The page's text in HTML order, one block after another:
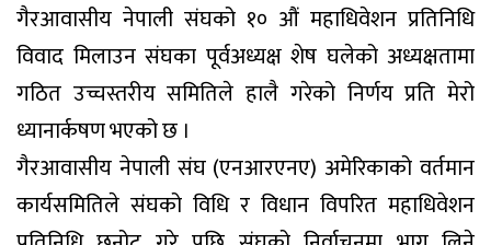
गैरआवासीय नेपाली संघको १० औं महाधिवेशन प्रतिनिधि
विवाद मिलाउन संघका पूर्वअध्यक्ष शेष घलेको अध्यक्षतामा
गठित उच्चस्तरीय समितिले हालै गरेको निर्णय प्रति मेरो
ध्यानार्कषण भएको छ ।
गैरआवासीय नेपाली संघ (एनआरएनए) अमेरिकाको वर्तमान
कार्यसमितिले संघको विधि र विधान विपरित महाधिवेशन